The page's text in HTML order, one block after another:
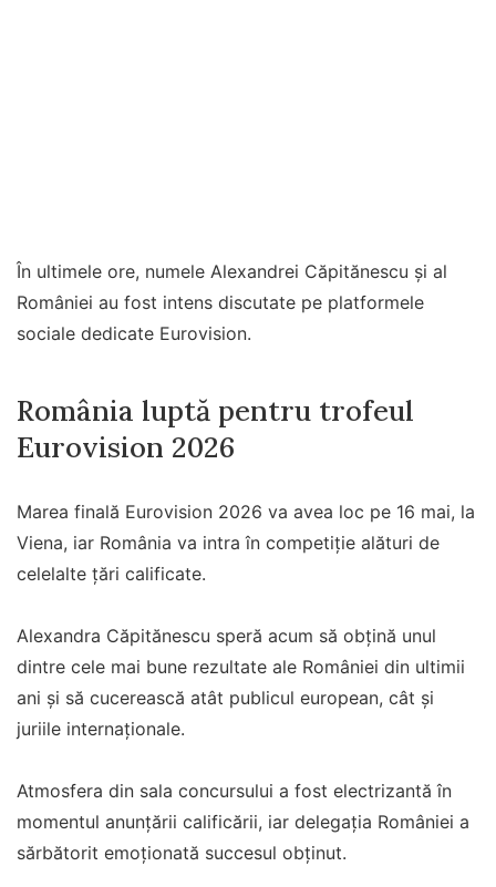
În ultimele ore, numele Alexandrei Căpitănescu și al
României au fost intens discutate pe platformele
sociale dedicate Eurovision.
România luptă pentru trofeul
Eurovision 2026
Marea finală Eurovision 2026 va avea loc pe 16 mai, la
Viena, iar România va intra în competiție alături de
celelalte țări calificate.
Alexandra Căpitănescu speră acum să obțină unul
dintre cele mai bune rezultate ale României din ultimii
ani și să cucerească atât publicul european, cât și
juriile internaționale.
Atmosfera din sala concursului a fost electrizantă în
momentul anunțării calificării, iar delegația României a
sărbătorit emoționată succesul obținut.